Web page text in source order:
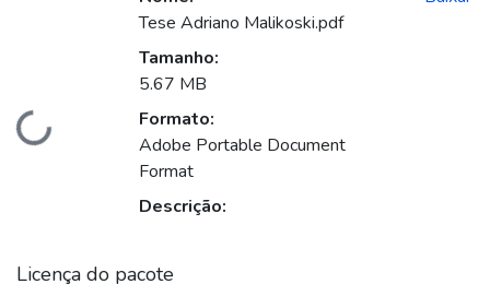
Tese Adriano Malikoski.pdf
Tamanho:
5.67 MB
Formato:
Adobe Portable Document
Format
Descrição:
Licença do pacote